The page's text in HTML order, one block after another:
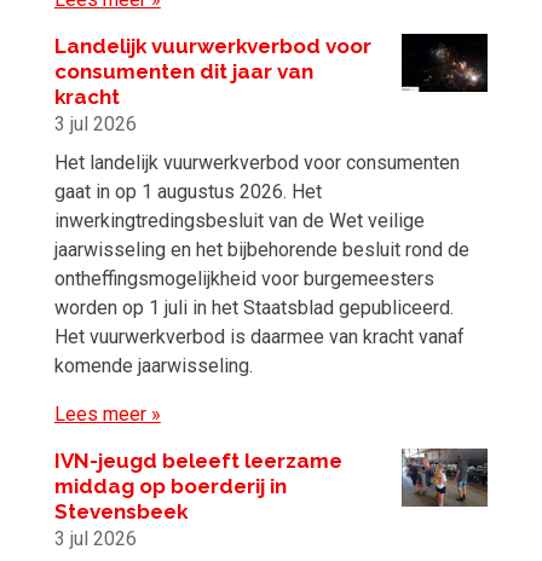
Landelijk vuurwerkverbod voor
consumenten dit jaar van
kracht
3 jul 2026
Het landelijk vuurwerkverbod voor consumenten
gaat in op 1 augustus 2026. Het
inwerkingtredingsbesluit van de Wet veilige
jaarwisseling en het bijbehorende besluit rond de
ontheffingsmogelijkheid voor burgemeesters
worden op 1 juli in het Staatsblad gepubliceerd.
Het vuurwerkverbod is daarmee van kracht vanaf
komende jaarwisseling.
Lees meer »
IVN-jeugd beleeft leerzame
middag op boerderij in
Stevensbeek
3 jul 2026